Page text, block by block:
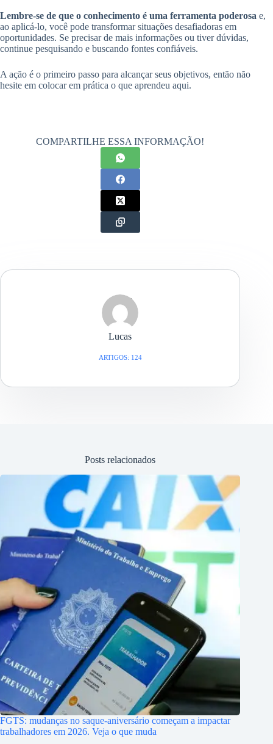
Lembre-se de que o conhecimento é uma ferramenta poderosa e,
ao aplicá-lo, você pode transformar situações desafiadoras em
oportunidades. Se precisar de mais informações ou tiver dúvidas,
continue pesquisando e buscando fontes confiáveis.
A ação é o primeiro passo para alcançar seus objetivos, então não
hesite em colocar em prática o que aprendeu aqui.
COMPARTILHE ESSA INFORMAÇÃO!
Lucas
ARTIGOS: 124
Posts relacionados
FGTS: mudanças no saque-aniversário começam a impactar
trabalhadores em 2026. Veja o que muda